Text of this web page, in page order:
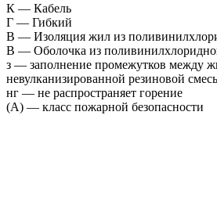
К — Кабель
Г — Гибкий
В — Изоляция жил из
В — Оболочка из
з — заполнение промежутков между
невулканизированной резиновой
нг — не распространяет горение
(А) — класс пожарной безопасности